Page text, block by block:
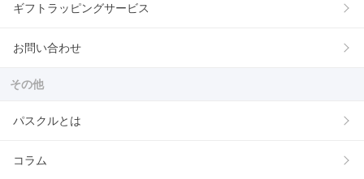
ギフトラッピングサービス
お問い合わせ
その他
パスクルとは
コラム